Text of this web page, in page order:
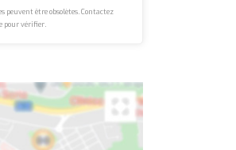
peuvent être obsolètes. Contactez
pour vérifier.